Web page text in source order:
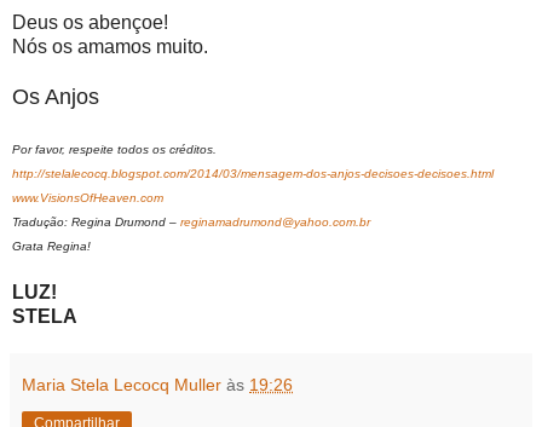
Deus os abençoe!
Nós os amamos muito.
Os Anjos
Por favor, respeite todos os créditos.
http://stelalecocq.blogspot.com/2014/03/mensagem-dos-anjos-decisoes-decisoes.html
www.VisionsOfHeaven.com
Tradução: Regina Drumond – reginamadrumond@yahoo.com.br
Grata Regina!
LUZ!
STELA
Maria Stela Lecocq Muller às 19:26